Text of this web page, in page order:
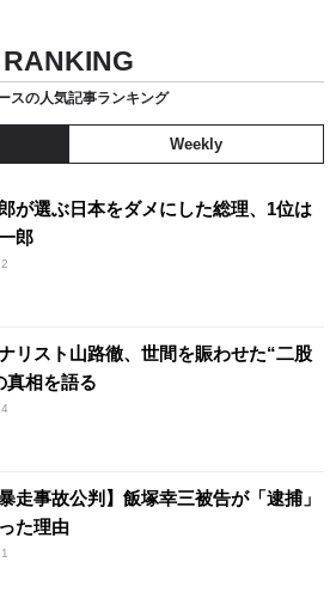
RANKING
スの人気記事ランキング
Weekly
が選ぶ日本をダメにした総理、1位は
郎
リスト山路徹、世間を賑わせた“二股
真相を語る
暴走事故公判】飯塚幸三被告が「逮捕」
た理由